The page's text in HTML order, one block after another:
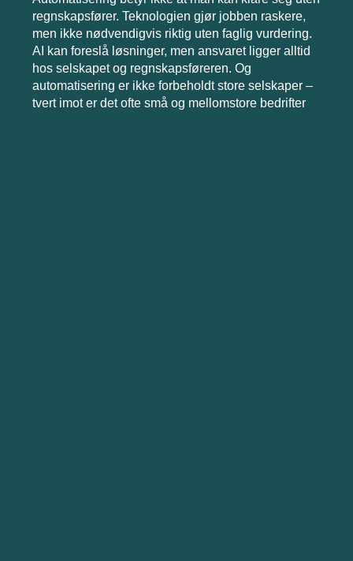
regnskapsfører. Teknologien gjør jobben raskere,
men ikke nødvendigvis riktig uten faglig vurdering.
AI kan foreslå løsninger, men ansvaret ligger alltid
hos selskapet og regnskapsføreren. Og
automatisering er ikke forbeholdt store selskaper –
tvert imot er det ofte små og mellomstore bedrifter